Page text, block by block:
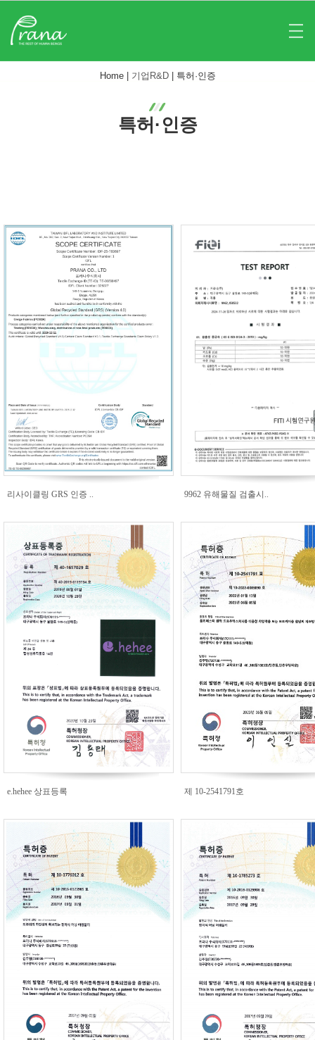
Home | 기업R&D| 특허·인증
특허·인증
리사이클링 GRS 인증 .. 9962 유해물질 검출시..
e.hehee 상표등록 제 10-2541791호